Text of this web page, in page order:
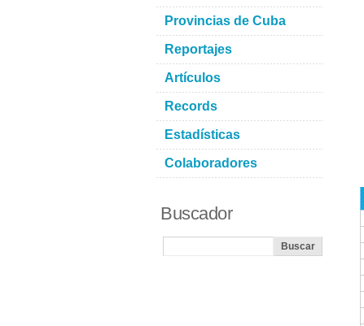
Provincias de Cuba
Reportajes
Artículos
Records
Estadísticas
Colaboradores
Buscador